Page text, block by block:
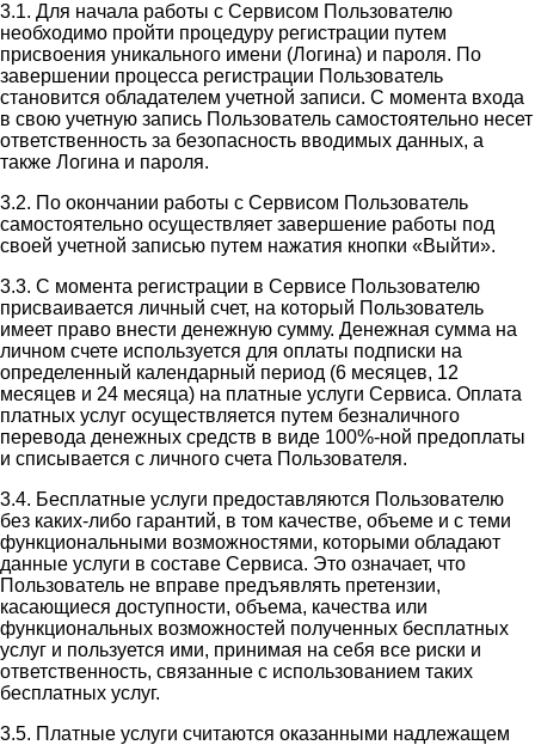
3.1. Для начала работы с Сервисом Пользователю
необходимо пройти процедуру регистрации путем
присвоения уникального имени (Логина) и пароля. По
завершении процесса регистрации Пользователь
становится обладателем учетной записи. С момента входа
в свою учетную запись Пользователь самостоятельно несет
ответственность за безопасность вводимых данных, а
также Логина и пароля.
3.2. По окончании работы с Сервисом Пользователь
самостоятельно осуществляет завершение работы под
своей учетной записью путем нажатия кнопки «Выйти».
3.3. С момента регистрации в Сервисе Пользователю
присваивается личный счет, на который Пользователь
имеет право внести денежную сумму. Денежная сумма на
личном счете используется для оплаты подписки на
определенный календарный период (6 месяцев, 12
месяцев и 24 месяца) на платные услуги Сервиса. Оплата
платных услуг осуществляется путем безналичного
перевода денежных средств в виде 100%-ной предоплаты
и списывается с личного счета Пользователя.
3.4. Бесплатные услуги предоставляются Пользователю
без каких-либо гарантий, в том качестве, объеме и с теми
функциональными возможностями, которыми обладают
данные услуги в составе Сервиса. Это означает, что
Пользователь не вправе предъявлять претензии,
касающиеся доступности, объема, качества или
функциональных возможностей полученных бесплатных
услуг и пользуется ими, принимая на себя все риски и
ответственность, связанные с использованием таких
бесплатных услуг.
3.5. Платные услуги считаются оказанными надлежащем